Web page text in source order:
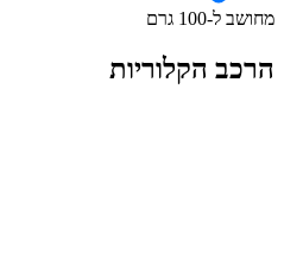
מחושב ל-100 גרם
הרכב הקלוריות